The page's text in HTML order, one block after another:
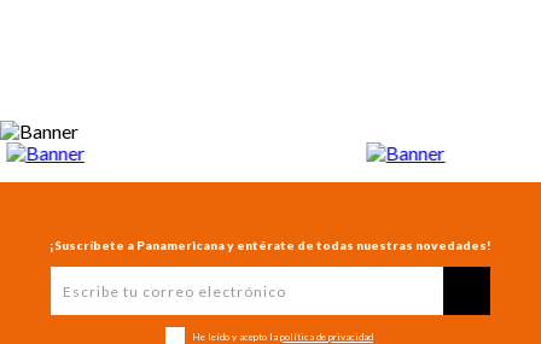
¡Suscríbete a Panamericana y entérate de todas nuestras novedades!
He leído y acepto la política de privacidad